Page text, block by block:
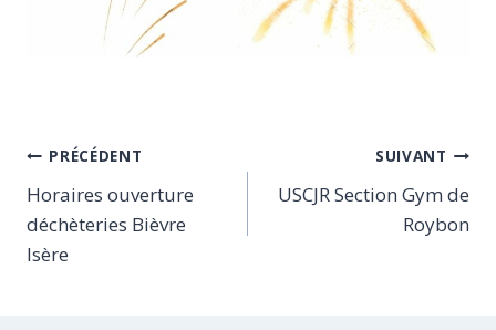
Navigation
de
l’article
PRÉCÉDENT
Horaires ouverture
déchèteries Bièvre
Isère
SUIVANT
USCJR Section Gym de
Roybon